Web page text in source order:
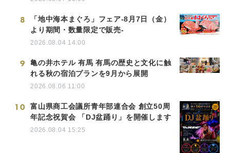
8
「地中海本まぐろ」フェア-8月7日（金）
より期間・数量限定で販売-
2026.08.04 14:00
9
亀の井ホテル 有馬 有馬の歴史と文化に触
れる秋の宿泊プランを9月から展開
2026.08.06 11:00
10
富山県商工会議所青年部連合会 創立50周
年記念祝賀会 「DJ盆踊り」を開催します
2026.08.04 15:25